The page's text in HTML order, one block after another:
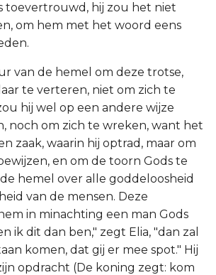
toevertrouwd, hij zou het niet
om hem met het woord eens
van de hemel om deze trotse,
te verteren, niet om zich te
hij wel op een andere wijze
noch om zich te wreken, want het
zaak, waarin hij optrad, maar om
en om de toorn Gods te
hemel over alle goddeloosheid
van de mensen. Deze
in minachting een man Gods
ik dit dan ben," zegt Elia, "dan zal
komen, dat gij er mee spot." Hij
opdracht (De koning zegt: kom